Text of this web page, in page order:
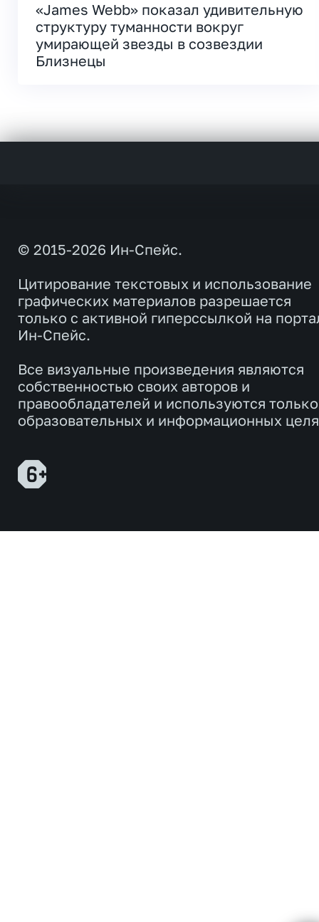
«James Webb» показал удивительную
структуру туманности вокруг
умирающей звезды в созвездии
Близнецы
© 2015-2026 Ин-Спейс.
Цитирование текстовых и использование
графических материалов разрешается
только с активной гиперссылкой на
Ин-Спейс.
Все визуальные произведения являются
собственностью своих авторов и
правообладателей и используются
образовательных и информационных